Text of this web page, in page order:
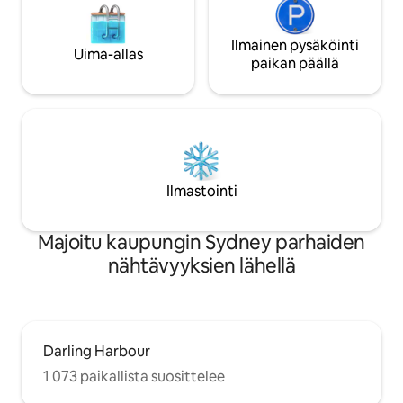
Uima-allas
Ilmainen pysäköinti
paikan päällä
Ilmastointi
Majoitu kaupungin Sydney parhaiden
nähtävyyksien lähellä
Darling Harbour
1 073 paikallista suosittelee